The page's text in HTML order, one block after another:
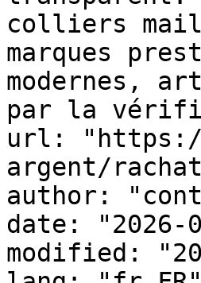
colliers
marques
modernes,
par la
url: "https://
argent/
author:
date: "2026-
modified: